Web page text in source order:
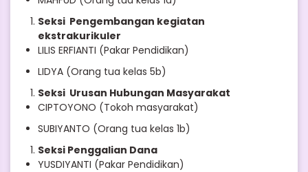
Seksi Pengembangan kegiatan
ekstrakurikuler
LILIS ERFIANTI (Pakar Pendidikan)
LIDYA (Orang tua kelas 5b)
Seksi Urusan Hubungan Masyarakat
CIPTOYONO (Tokoh masyarakat)
SUBIYANTO (Orang tua kelas 1b)
Seksi Penggalian Dana
YUSDIYANTI (Pakar Pendidikan)